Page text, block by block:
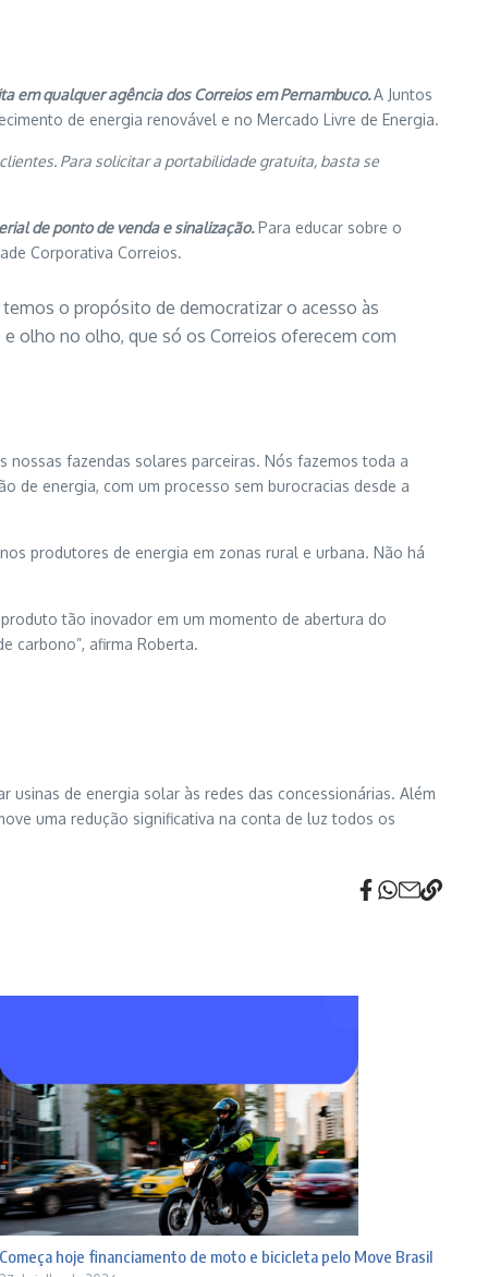
em qualquer agência dos Correios em Pernambuco.A Juntos
de energia renovável e no Mercado Livre de Energia.
Para solicitar a portabilidade gratuita, basta se
de ponto de venda e sinalização.Para educar sobre o
Corporativa Correios.
o propósito de democratizar o acesso às
olho no olho, que só os Correios oferecem com
fazendas solares parceiras. Nós fazemos toda a
de energia, com um processo sem burocracias desde a
produtores de energia em zonas rural e urbana. Não há
tão inovador em um momento de abertura do
carbono”, afirma Roberta.
de energia solar às redes das concessionárias. Além
uma redução significativa na conta de luz todos os
Começa hoje financiamento de moto e bicicleta pelo Move Brasil